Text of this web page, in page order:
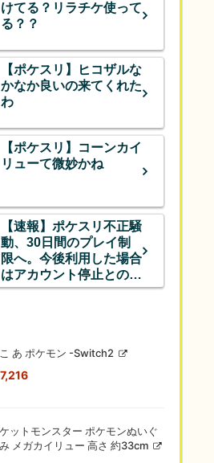
けてる？リラチケ使って
る？？
【ポケスリ】ヒコザルな
かなか良いの来てくれた
わ
【ポケスリ】コーンカイ
リューて微妙かね
【速報】ポケスリ不正騒
動、30日間のプレイ制
限へ。今後利用した場合
はアカウント停止とのこ
と
あ ポケモン -Switch2
ットモンスター ポケモンぬいぐ
メガカイリュー 高さ 約33cm